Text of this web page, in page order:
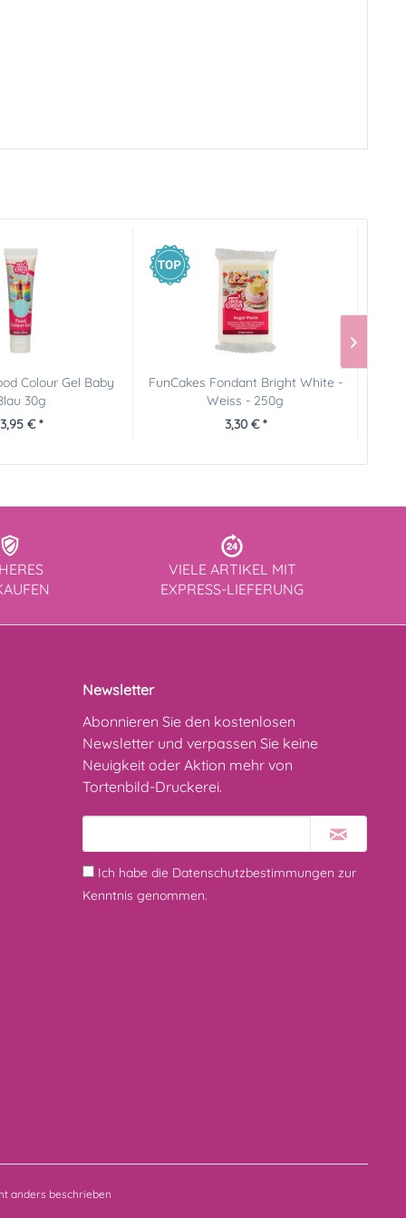
Colour Gel Baby
30g
3,95 € *
FunCakes Fondant Bright White -
Weiss - 250g
3,30 € *
VIELE ARTIKEL MIT
EXPRESS-LIEFERUNG
Newsletter
Abonnieren Sie den kostenlosen
Newsletter und verpassen Sie keine
Neuigkeit oder Aktion mehr von
Tortenbild-Druckerei.
Ich habe die Datenschutzbestimmungen zur
Kenntnis genommen.
anders beschrieben